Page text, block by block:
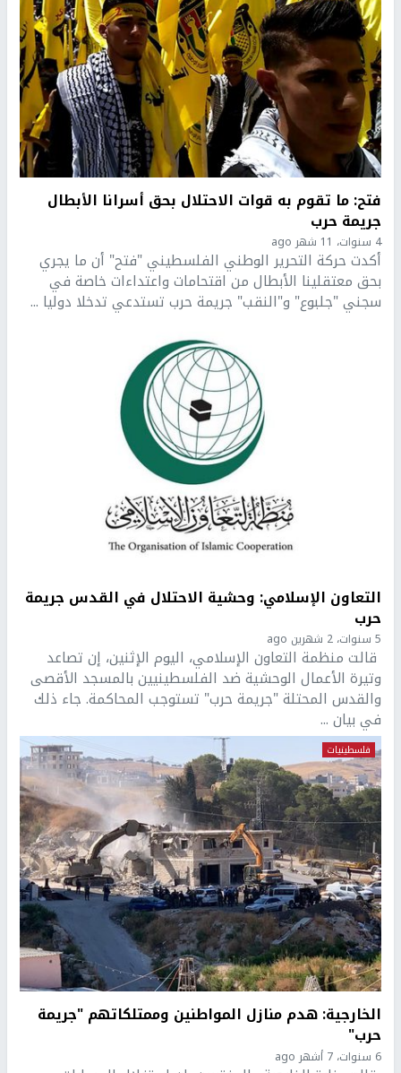
فتح: ما تقوم به قوات الاحتلال بحق أسرانا الأبطال
جريمة حرب
4 سنوات، 11 شهر ago
أكدت حركة التحرير الوطني الفلسطيني "فتح" أن ما يجري
بحق معتقلينا الأبطال من اقتحامات واعتداءات خاصة في
سجني "جلبوع" و"النقب" جريمة حرب تستدعي تدخلا دوليا ...
التعاون الإسلامي: وحشية الاحتلال في القدس جريمة
حرب
5 سنوات، 2 شهرين ago
قالت منظمة التعاون الإسلامي، اليوم الإثنين، إن تصاعد
وتيرة الأعمال الوحشية ضد الفلسطينيين بالمسجد الأقصى
والقدس المحتلة "جريمة حرب" تستوجب المحاكمة. جاء ذلك
في بيان ...
فلسطينيات
الخارجية: هدم منازل المواطنين وممتلكاتهم "جريمة
حرب"
6 سنوات، 7 أشهر ago